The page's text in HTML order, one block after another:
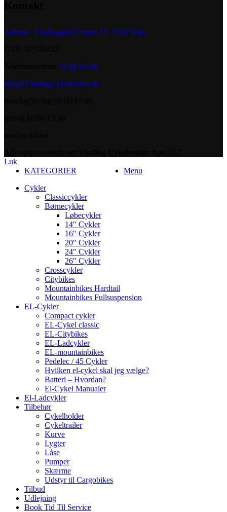
Adresse Vindinggård Center 17, 7100 Vejle
75 82 03 06
Info@VindingCykelcenter.dk
Luk
Menu
KATEGORIER
Cykler
Classiccykler
Børnecykler
Løbecykler
14″ Cykler
16″ Cykler
20″ Cykler
24″ Cykler
26″ Cykler
Crosscykler
Citybikes
Mountainbikes Hardtail
Mountainbikes Fullsuspension
EL-Cykler
Compact cykler
EL-Cykel classic
EL-Citybikes
EL-Ladcykler
EL-mountainbikes
Pedelec / 45 Cykler
Hvilken el-cykel skal jeg vælge?
Batteri – Hvordan?
El-Cykel Manualer
El-Ladcykler
Tilbehør
Cykelholder
Cykeltrailer
Kurve
Lygter
Låse
Pumper
Skærme
Udstyr til Cargobikes
Tilbud
Udlejning
Book Tid Til Service